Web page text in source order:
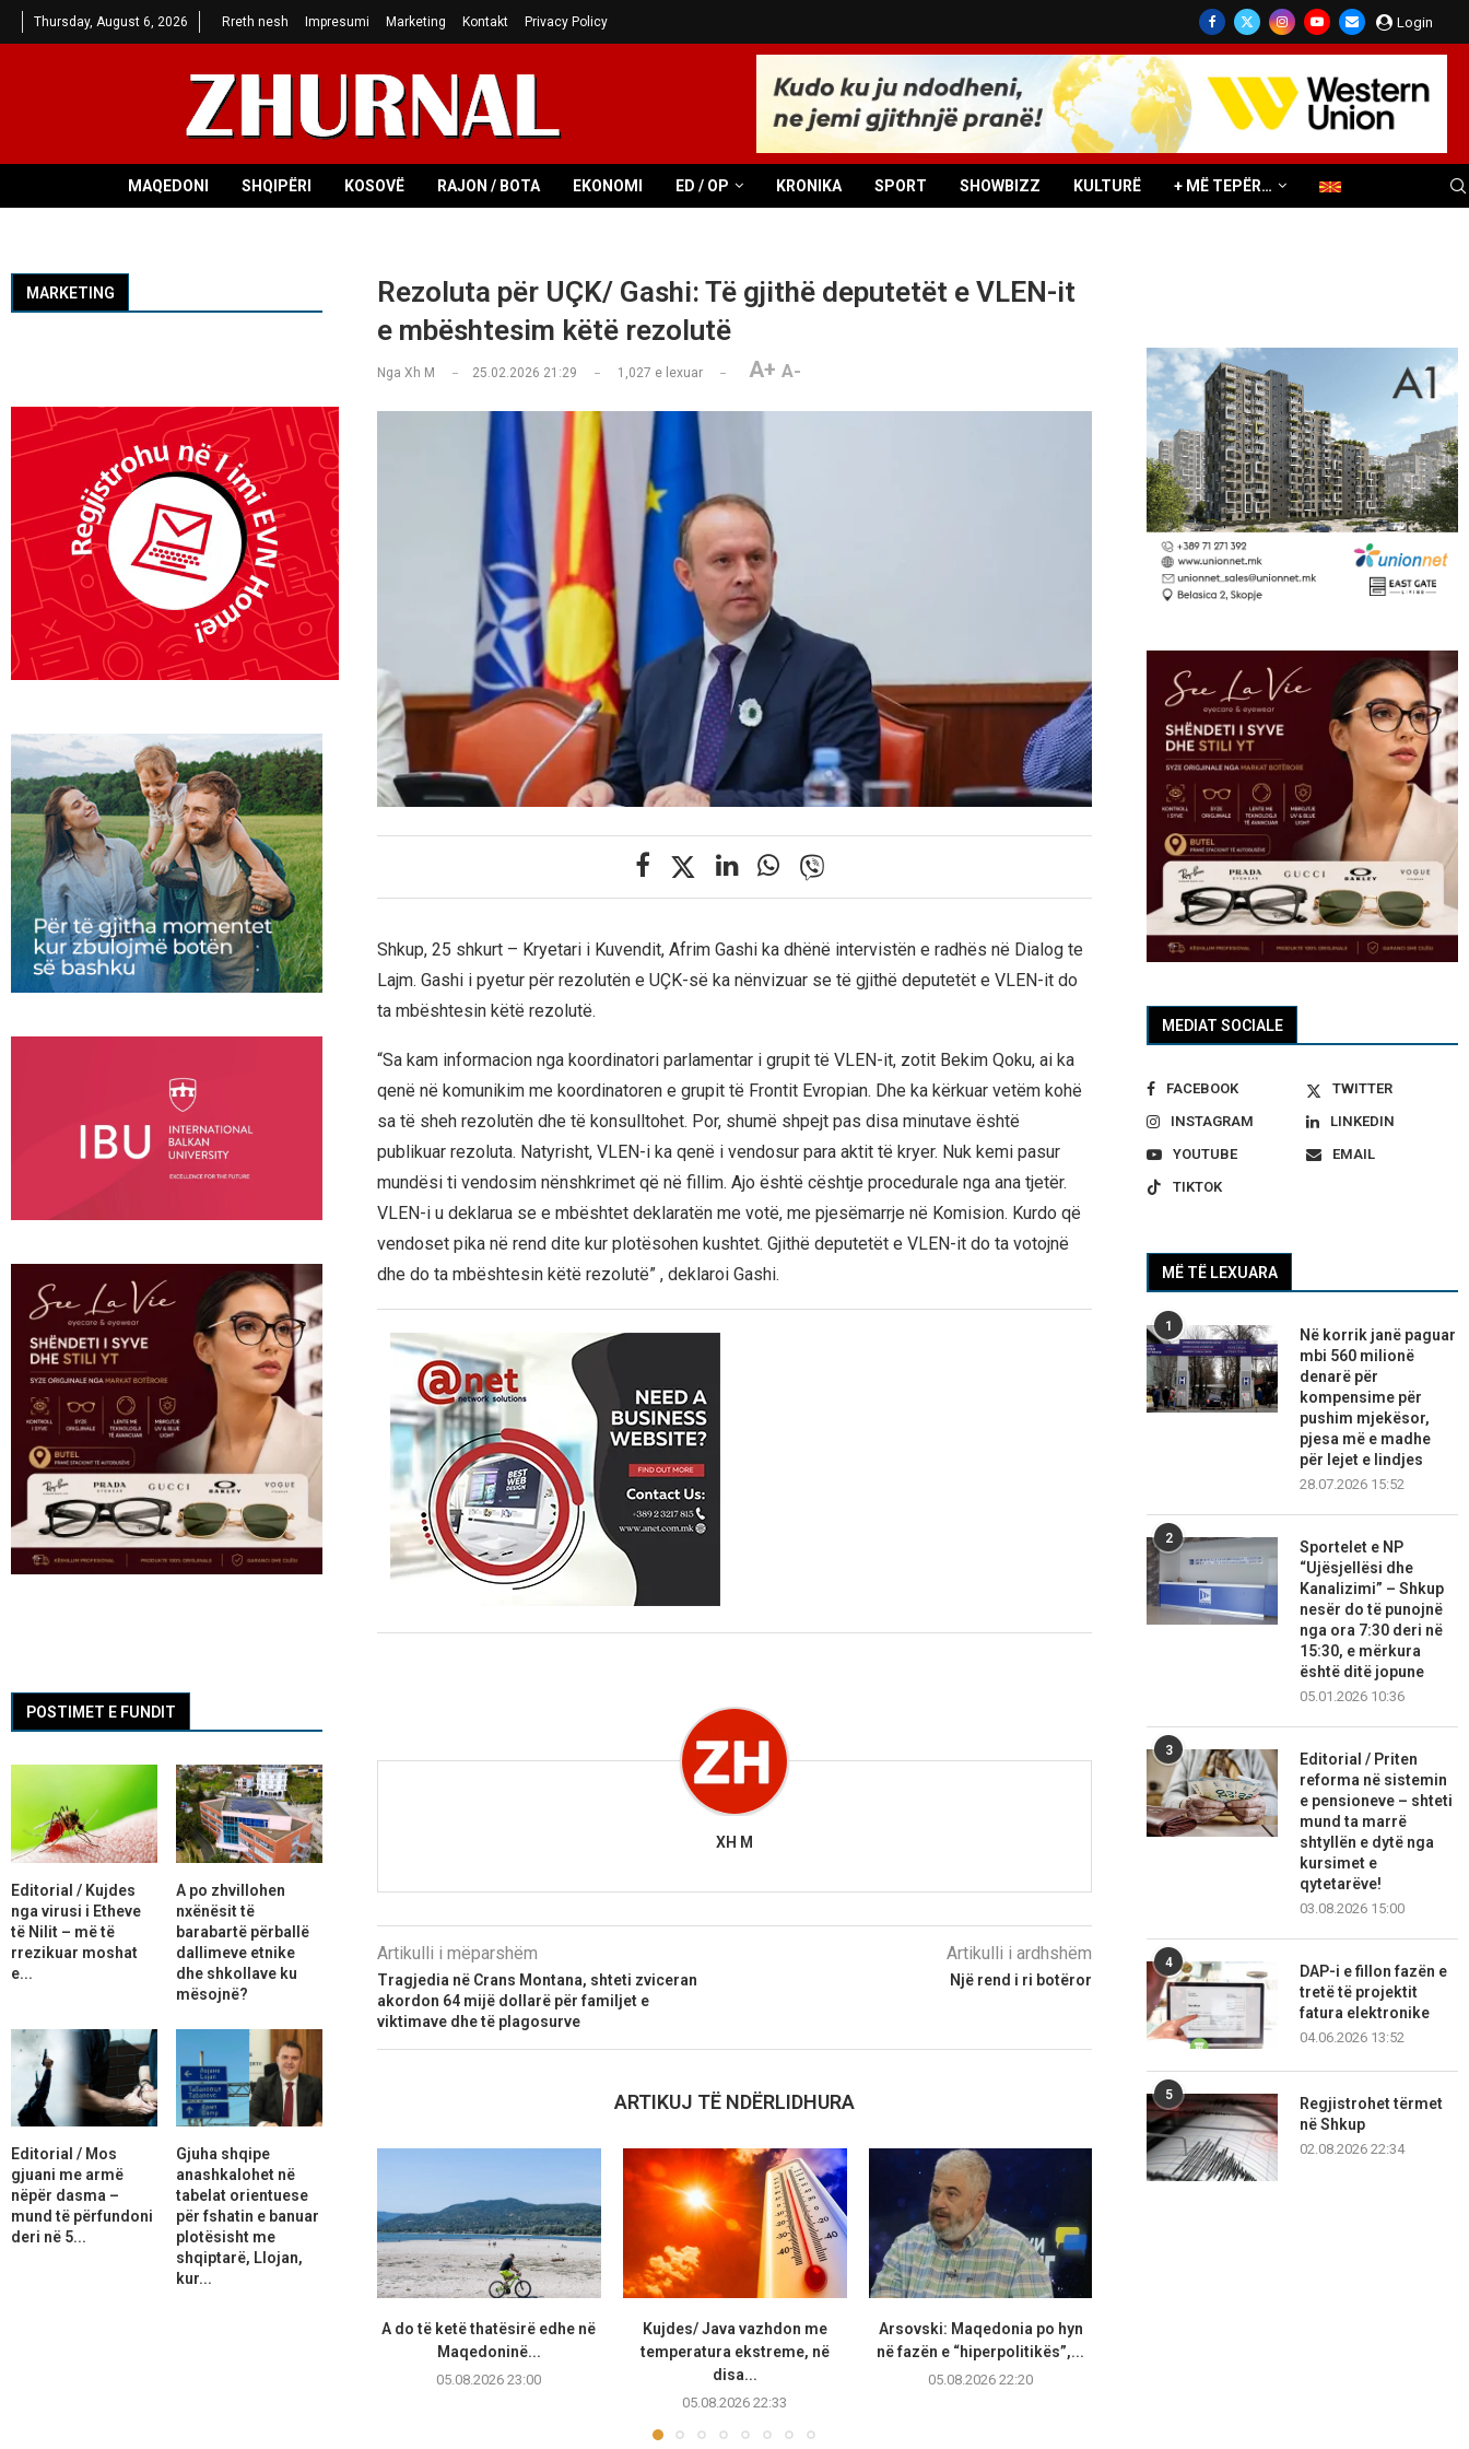
Thursday, August 6, 2026 Rreth nesh Impresumi Marketing Kontakt Privacy Policy Login
MAQEDONI SHQIPËRI KOSOVË RAJON / BOTA EKONOMI ED / OP KRONIKA SPORT SHOWBIZZ KULTURË + MË TEPËR…
Rezoluta për UÇK/ Gashi: Të gjithë deputetët e VLEN-it
e mbështesim këtë rezolutë
Nga Xh M 25.02.2026 21:29 1,027 e lexuar A+ A-
Shkup, 25 shkurt – Kryetari i Kuvendit, Afrim Gashi ka dhënë intervistën e radhës në Dialog te
Lajm. Gashi i pyetur për rezolutën e UÇK-së ka nënvizuar se të gjithë deputetët e VLEN-it do
ta mbështesin këtë rezolutë.
“Sa kam informacion nga koordinatori parlamentar i grupit të VLEN-it, zotit Bekim Qoku, ai ka
qenë në komunikim me koordinatoren e grupit të Frontit Evropian. Dhe ka kërkuar vetëm kohë
sa të sheh rezolutën dhe të konsulltohet. Por, shumë shpejt pas disa minutave është
publikuar rezoluta. Natyrisht, VLEN-i ka qenë i vendosur para aktit të kryer. Nuk kemi pasur
mundësi ti vendosim nënshkrimet që në fillim. Ajo është cështje procedurale nga ana tjetër.
VLEN-i u deklarua se e mbështet deklaratën me votë, me pjesëmarrje në Komision. Kurdo që
vendoset pika në rend dite kur plotësohen kushtet. Gjithë deputetët e VLEN-it do ta votojnë
dhe do ta mbështesin këtë rezolutë” , deklaroi Gashi.
XH M
Artikulli i mëparshëm
Tragjedia në Crans Montana, shteti zviceran
akordon 64 mijë dollarë për familjet e
viktimave dhe të plagosurve
Artikulli i ardhshëm
Një rend i ri botëror
ARTIKUJ TË NDËRLIDHURA
A do të ketë thatësirë edhe në
Maqedoninë...
05.08.2026 23:00
Kujdes/ Java vazhdon me
temperatura ekstreme, në
disa...
05.08.2026 22:33
Arsovski: Maqedonia po hyn
në fazën e “hiperpolitikës”,...
05.08.2026 22:20
MEDIAT SOCIALE
FACEBOOK
TWITTER
INSTAGRAM
LINKEDIN
YOUTUBE
EMAIL
TIKTOK
MË TË LEXUARA
1
Në korrik janë paguar
mbi 560 milionë
denarë për
kompensime për
pushim mjekësor,
pjesa më e madhe
për lejet e lindjes
28.07.2026 15:52
2
Sportelet e NP
“Ujësjellësi dhe
Kanalizimi” – Shkup
nesër do të punojnë
nga ora 7:30 deri në
15:30, e mërkura
është ditë jopune
05.01.2026 10:36
3
Editorial / Priten
reforma në sistemin
e pensioneve – shteti
mund ta marrë
shtyllën e dytë nga
kursimet e
qytetarëve!
03.08.2026 15:00
4
DAP-i e fillon fazën e
tretë të projektit
fatura elektronike
04.06.2026 13:52
5
Regjistrohet tërmet
në Shkup
02.08.2026 22:34
MARKETING
POSTIMET E FUNDIT
Editorial / Kujdes
nga virusi i Etheve
të Nilit – më të
rrezikuar moshat
e...
A po zhvillohen
nxënësit të
barabartë përballë
dallimeve etnike
dhe shkollave ku
mësojnë?
Editorial / Mos
gjuani me armë
nëpër dasma –
mund të përfundoni
deri në 5...
Gjuha shqipe
anashkalohet në
tabelat orientuese
për fshatin e banuar
plotësisht me
shqiptarë, Llojan,
kur...